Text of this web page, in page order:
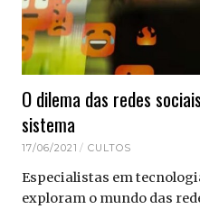
O dilema das redes
sistema
17/06/2021 CULTOS
Especialistas em
exploram o mundo das